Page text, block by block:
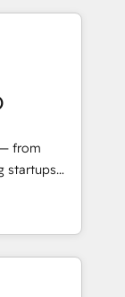
Impact
🏆
🏆2017
🏆2016
🏆2015
HubSpot
from
startups
scale
we fuse
to deliver